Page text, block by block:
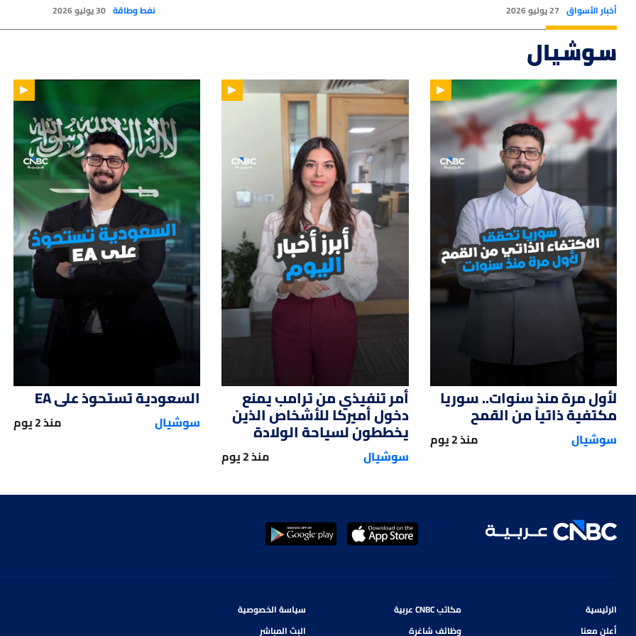
أخبار الأسواق 27 يوليو 2026 نفط وطاقة 30 يوليو 2026
سوشيال
01:33
لأول مرة منذ سنوات.. سوريا
مكتفية ذاتياً من القمح
سوشيال منذ 2 يوم
01:14
أمر تنفيذي من ترامب يمنع
دخول أميركا للأشخاص الذين
يخططون لسياحة الولادة
سوشيال منذ 2 يوم
01:12
السعودية تستحوذ على EA
سوشيال منذ 2 يوم
الرئيسية
أعلن معنا
مكاتب CNBC عربية
وظائف شاغرة
سياسة الخصوصية
البث المباشر